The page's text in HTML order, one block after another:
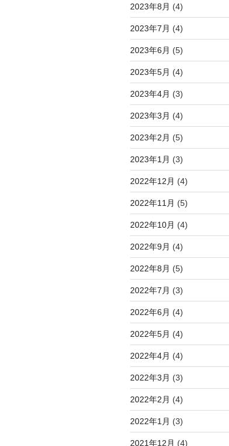
2023年8月 (4)
2023年7月 (4)
2023年6月 (5)
2023年5月 (4)
2023年4月 (3)
2023年3月 (4)
2023年2月 (5)
2023年1月 (3)
2022年12月 (4)
2022年11月 (5)
2022年10月 (4)
2022年9月 (4)
2022年8月 (5)
2022年7月 (3)
2022年6月 (4)
2022年5月 (4)
2022年4月 (4)
2022年3月 (3)
2022年2月 (4)
2022年1月 (3)
2021年12月 (4)